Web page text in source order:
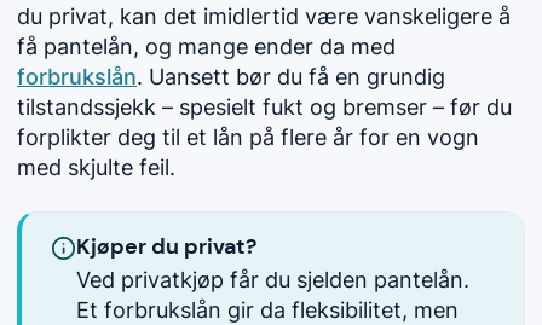
du privat, kan det imidlertid være vanskeligere å
få pantelån, og mange ender da med
forbrukslån. Uansett bør du få en grundig
tilstandssjekk – spesielt fukt og bremser – før du
forplikter deg til et lån på flere år for en vogn
med skjulte feil.
Kjøper du privat?
Ved privatkjøp får du sjelden pantelån.
Et forbrukslån gir da fleksibilitet, men